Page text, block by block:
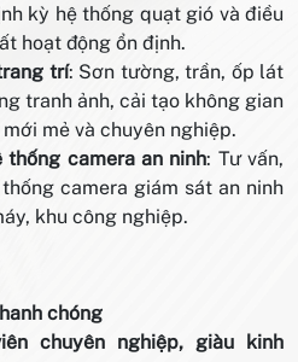
kỳ hệ thống quạt gió và điều
hoạt động ổn định.
trí: Sơn tường, trần, ốp lát
tranh ảnh, cải tạo không gian
mẻ và chuyên nghiệp.
camera an ninh: Tư vấn,
camera giám sát an ninh
khu công nghiệp.
chóng
chuyên nghiệp, giàu kinh